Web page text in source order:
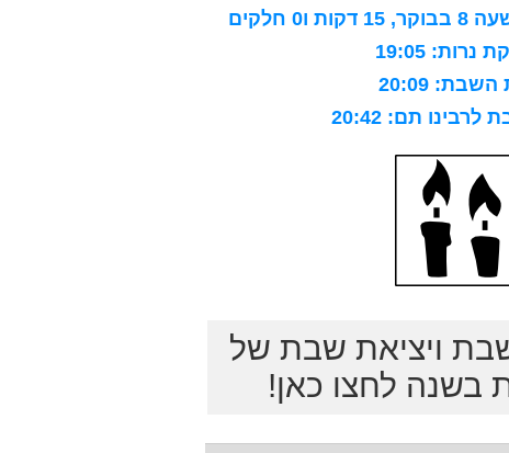
חלקים
נרות: 19:05
20:09
תם: 20:42
ויציאת שבת של
בשנה לחצו כאן!